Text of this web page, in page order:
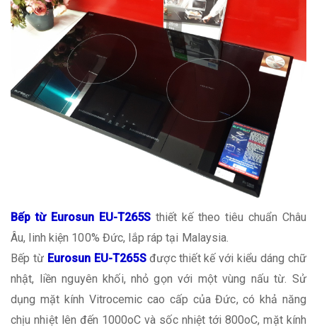
Bếp từ Eurosun EU-T265S thiết kế theo tiêu chuẩn Châu
Âu, linh kiện 100% Đức, lắp ráp tại Malaysia.
Bếp từ Eurosun EU-T265Sđược thiết kế với kiểu dáng chữ
nhật, liền nguyên khối, nhỏ gọn với một vùng nấu từ. Sử
dụng mặt kính Vitrocemic cao cấp của Đức, có khả năng
chịu nhiệt lên đến 1000oC và sốc nhiệt tới 800oC, mặt kính